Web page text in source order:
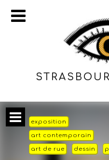
exposition
art contemporain
art de rue dessin